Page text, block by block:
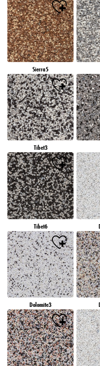
Sierra5
Tibet3
Tibet6
Dolomite3